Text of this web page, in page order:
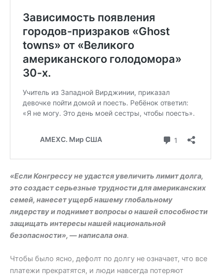
«Если Конгрессу не удастся увеличить лимит долга,
это создаст серьезные трудности для американских
семей, нанесет ущерб нашему глобальному
лидерству и поднимет вопросы о нашей способности
защищать интересы нашей национальной
безопасности», — написала она.
Чтобы было ясно, дефолт по долгу не означает, что все
платежи прекратятся, и люди навсегда потеряют